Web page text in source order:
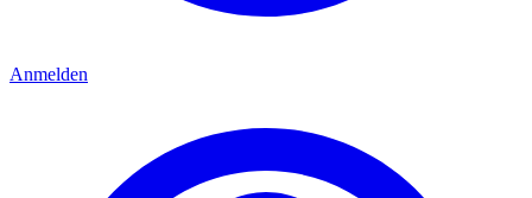
Anmelden